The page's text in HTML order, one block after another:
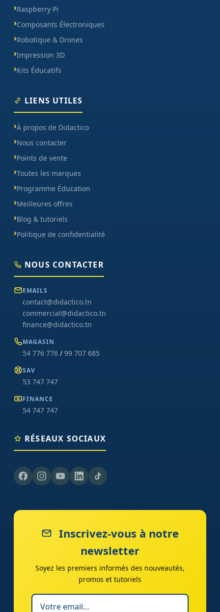
Raspberry Pi
Composants Électroniques
Robotique & Drones
Impression 3D
Kits Éducatifs
LIENS UTILES
À propos de Didactico
Nous contacter
Points de vente
Toutes les marques
Programme Éducation
Meilleures offres
Blog & tutoriels
Politique de confidentialité
NOUS CONTACTER
EMAILS
contact@didactico.tn
commercial@didactico.tn
finance@didactico.tn
MAGASIN
54 776 776 / 99 707 685
SAV
53 747 747
FINANCE
54 747 747
RÉSEAUX SOCIAUX
Inscrivez-vous à notre
newsletter
Soyez les premiers informés des nouveautés,
promos et tutoriels